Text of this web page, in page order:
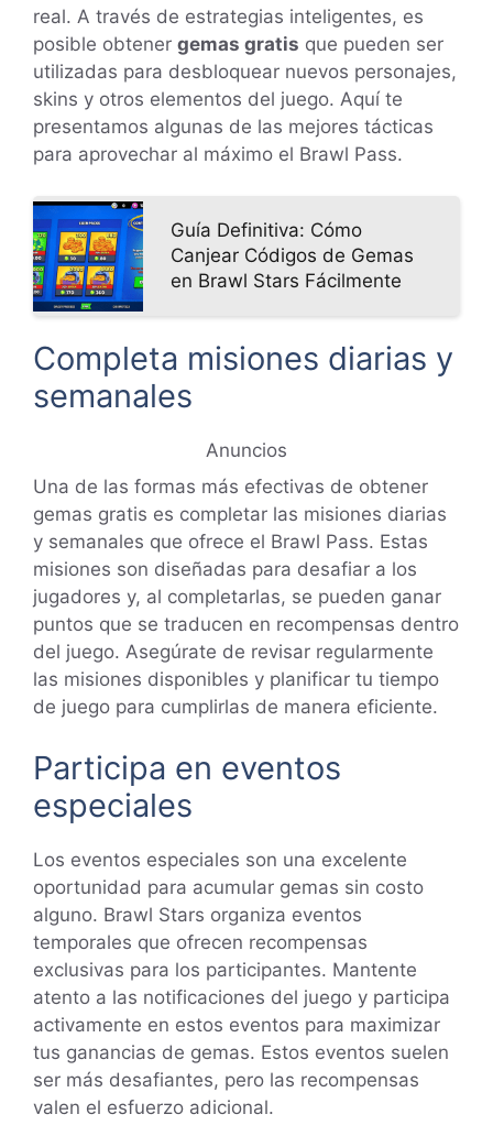
real. A través de estrategias inteligentes, es
posible obtener gemas gratis que pueden ser
utilizadas para desbloquear nuevos personajes,
skins y otros elementos del juego. Aquí te
presentamos algunas de las mejores tácticas
para aprovechar al máximo el Brawl Pass.
Guía Definitiva: Cómo
Canjear Códigos de Gemas
en Brawl Stars Fácilmente
Completa misiones diarias y
semanales
Anuncios
Una de las formas más efectivas de obtener
gemas gratis es completar las misiones diarias
y semanales que ofrece el Brawl Pass. Estas
misiones son diseñadas para desafiar a los
jugadores y, al completarlas, se pueden ganar
puntos que se traducen en recompensas dentro
del juego. Asegúrate de revisar regularmente
las misiones disponibles y planificar tu tiempo
de juego para cumplirlas de manera eficiente.
Participa en eventos
especiales
Los eventos especiales son una excelente
oportunidad para acumular gemas sin costo
alguno. Brawl Stars organiza eventos
temporales que ofrecen recompensas
exclusivas para los participantes. Mantente
atento a las notificaciones del juego y participa
activamente en estos eventos para maximizar
tus ganancias de gemas. Estos eventos suelen
ser más desafiantes, pero las recompensas
valen el esfuerzo adicional.